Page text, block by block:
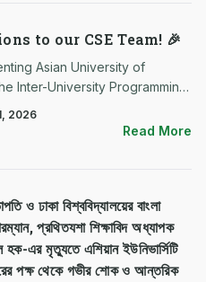
to our CSE Team! 🎉
Asian University of
Inter-University Programming
SUST CSE Carnival 2026.
continued success and
2026
Read More
ও ঢাকা বিশ্ববিদ্যালয়ের বাংলা
প্রথিতযশা শিক্ষাবিদ অধ্যাপক
এর মৃত্যুতে এশিয়ান ইউনিভার্সিটি
পক্ষ থেকে গভীর শোক ও আন্তরিক